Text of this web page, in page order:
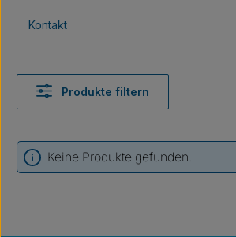
Kontakt
Produkte filtern
Keine Produkte gefunden.